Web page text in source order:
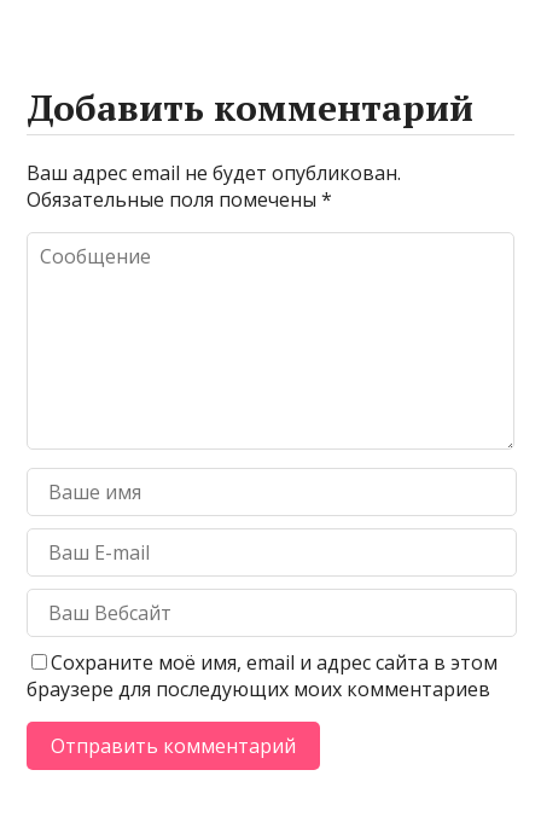
Добавить комментарий
Ваш адрес email не будет опубликован.
Обязательные поля помечены*
Сохраните моё имя, email и адрес сайта в этом
браузере для последующих моих комментариев